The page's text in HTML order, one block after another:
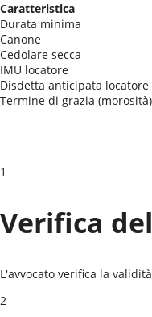
Caratteristica
Durata minima
Canone
Cedolare secca
IMU locatore
Disdetta anticipata locatore
Termine di grazia (morosità)
1
Verifica
L'avvocato verifica la
2